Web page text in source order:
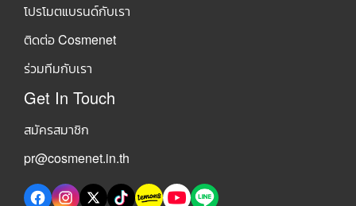
โปรโมตแบรนด์กับเรา
ติดต่อ Cosmenet
ร่วมทีมกับเรา
Get In Touch
สมัครสมาชิก
pr@cosmenet.in.th